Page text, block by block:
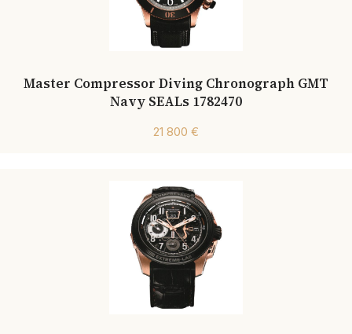
Master Compressor Diving Chronograph GMT
Navy SEALs 1782470
21 800 €